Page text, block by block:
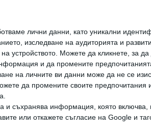
лични данни, като уникални
изследване на аудиторията и
устройството. Можете да кликнете, за
и да промените
на личните ви данни може да не се
да промените своите предпочитания
и съхранява информация, която
или откажете съгласие на Google и